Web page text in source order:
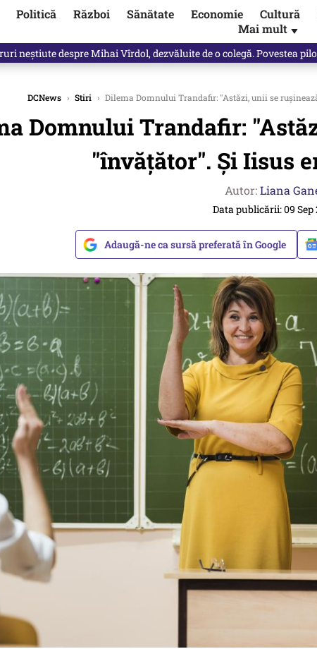
Politică Război Sănătate Economie Cultură
Mai mult ▼
neștiute despre Mihai Vîrdol, dezvăluite de o colegă. Povestea
DCNews › Stiri › Dilema Domnului Trandafir: "Astăzi, unii se
Domnului Trandafir:
"învățător". Și Iisus
Autor:Liana
Data publicării: 09 Sep
Adaugă-ne ca sursă preferată în Google